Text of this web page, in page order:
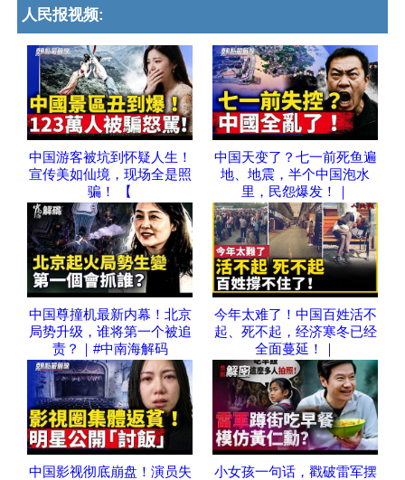
人民报视频:
中国游客被坑到怀疑人生！
宣传美如仙境，现场全是照
骗！ 【
中国天变了？七一前死鱼遍
地、地震，半个中国泡水
里，民怨爆发！｜
中国尊撞机最新内幕！北京
局势升级，谁将第一个被追
责？｜#中南海解码
今年太难了！中国百姓活不
起、死不起，经济寒冬已经
全面蔓延！｜
中国影视彻底崩盘！演员失
小女孩一句话，戳破雷军摆